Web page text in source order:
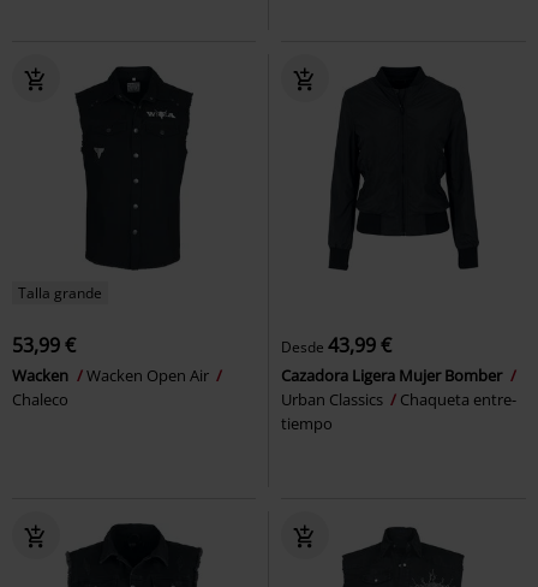
Talla grande
53,99 €
Wacken
Wacken Open Air
Chaleco
Desde 43,99 €
Cazadora Ligera Mujer Bomber
Urban Classics
Chaqueta entre-
tiempo